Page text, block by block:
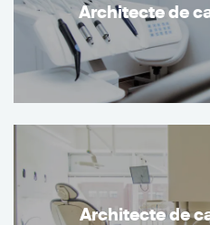
Architecte de
Architecte de